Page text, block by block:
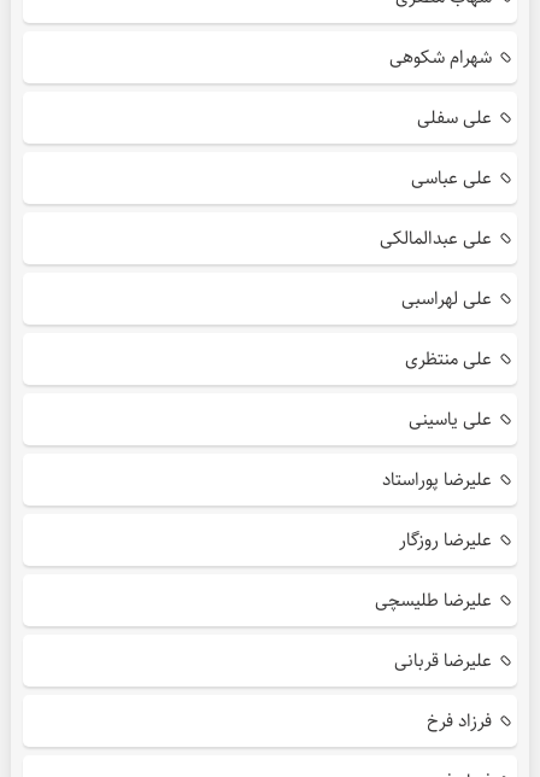
شهرام شکوهی
علی سفلی
علی عباسی
علی عبدالمالکی
علی لهراسبی
علی منتظری
علی یاسینی
علیرضا پوراستاد
علیرضا روزگار
علیرضا طلیسچی
علیرضا قربانی
فرزاد فرخ